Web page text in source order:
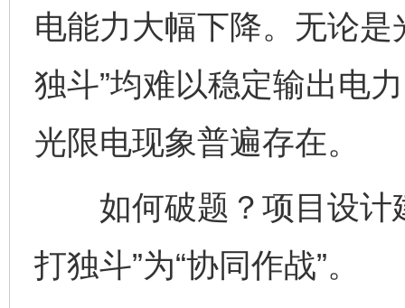
电能力大幅下降。无论
独斗”均难以稳定输出电
光限电现象普遍存在。
如何破题？项目设计
打独斗”为“协同作战”。